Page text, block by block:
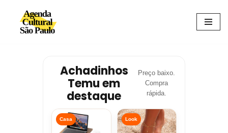
Avançar
Achadinhos
Temu em
destaque
Preço baixo.
Compra
rápida.
Casa Look